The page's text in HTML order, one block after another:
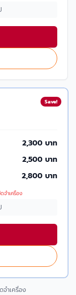
Save!
2,300 บาท
2,500 บาท
2,800 บาท
จำเครื่อง
จำเครื่อง